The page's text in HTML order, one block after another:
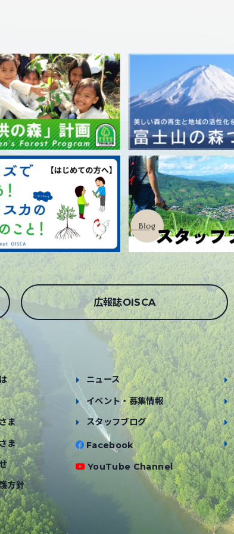
広報誌OISCA
ま
ま
方針
ニュース
イベント・募集情報
スタッフブログ
Facebook
YouTube Channel